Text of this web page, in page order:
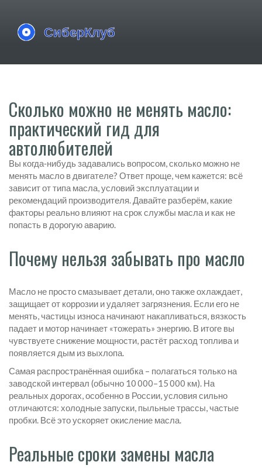
Сколько можно не менять масло:
практический гид для
автолюбителей
Вы когда‑нибудь задавались вопросом, сколько можно не
менять масло в двигателе? Ответ проще, чем кажется: всё
зависит от типа масла, условий эксплуатации и
рекомендаций производителя. Давайте разберём, какие
факторы реально влияют на срок службы масла и как не
попасть в дорогую аварию.
Почему нельзя забывать про масло
Масло не просто смазывает детали, оно также охлаждает,
защищает от коррозии и удаляет загрязнения. Если его не
менять, частицы износа начинают накапливаться, вязкость
падает и мотор начинает «тожерать» энергию. В итоге вы
чувствуете снижение мощности, растёт расход топлива и
появляется дым из выхлопа.
Самая распространённая ошибка – полагаться только на
заводской интервал (обычно 10 000–15 000 км). На
реальных дорогах, особенно в России, условия сильно
отличаются: холодные запуски, пыльные трассы, частые
пробки. Всё это ускоряет окисление масла.
Реальные сроки замены масла